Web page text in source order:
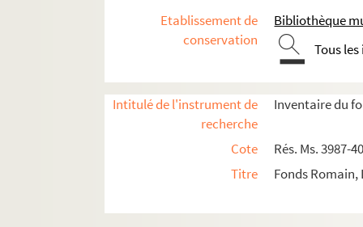
Etablissement de
conservation
Bibliothèque
Tous
Intitulé de l'instrument de
recherche
Inventaire du
Cote
Rés. Ms. 3987-
Titre
Fonds Romain,
Rés. Ms. 3987-4051. Oeuvres de Louis de
Musique instrumentale
Musique vocale
Voix et orchestre
Rés. Ms. 4018.